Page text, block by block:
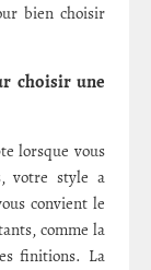
bien choisir
choisir une
lorsque vous
votre style a
convient le
comme la
finitions. La